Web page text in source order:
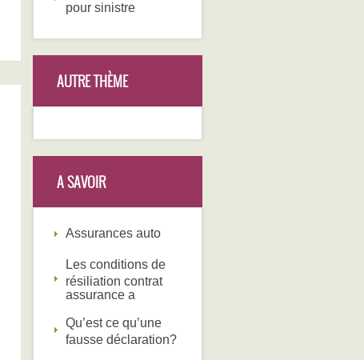
pour sinistre
AUTRE THÈME
A SAVOIR
Assurances auto
Les conditions de
résiliation contrat
assurance a
Qu’est ce qu’une
fausse déclaration?